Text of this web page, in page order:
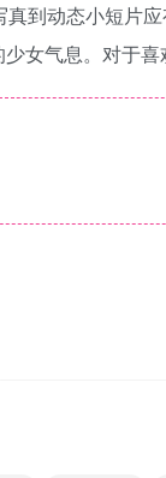
到动态小短片
女气息。对于